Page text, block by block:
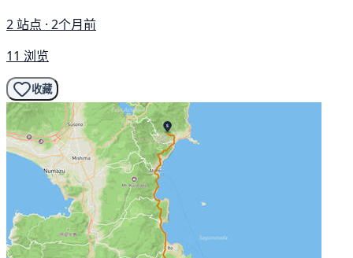
2 站点 · 2个月前
11 浏览
收藏